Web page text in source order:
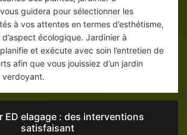
guidera pour sélectionner les
à vos attentes en termes d’esthétisme,
écologique. Jardinier à
et exécute avec soin l’entretien de
afin que vous jouissiez d’un jardin
verdoyant.
ED elagage : des interventions
satisfaisant